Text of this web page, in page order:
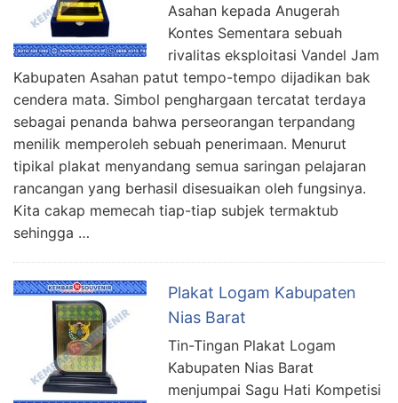
Asahan kepada Anugerah
Kontes Sementara sebuah
rivalitas eksploitasi Vandel Jam
Kabupaten Asahan patut tempo-tempo dijadikan bak
cendera mata. Simbol penghargaan tercatat terdaya
sebagai penanda bahwa perseorangan terpandang
menilik memperoleh sebuah penerimaan. Menurut
tipikal plakat menyandang semua saringan pelajaran
rancangan yang berhasil disesuaikan oleh fungsinya.
Kita cakap memecah tiap-tiap subjek termaktub
sehingga …
Plakat Logam Kabupaten
Nias Barat
Tin-Tingan Plakat Logam
Kabupaten Nias Barat
menjumpai Sagu Hati Kompetisi